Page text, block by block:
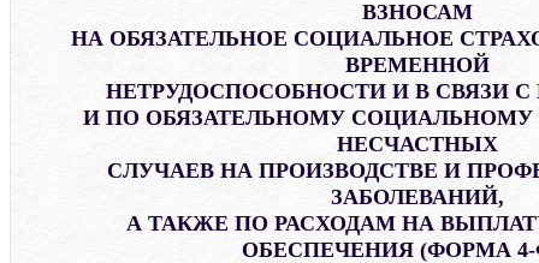
ВЗНОСАМ
НА ОБЯЗАТЕЛЬНОЕ СОЦИАЛЬНОЕ
ВРЕМЕННОЙ
НЕТРУДОСПОСОБНОСТИ И В СВЯЗИ
И ПО ОБЯЗАТЕЛЬНОМУ
НЕСЧАСТНЫХ
СЛУЧАЕВ НА ПРОИЗВОДСТВЕ И
ЗАБОЛЕВАНИЙ,
А ТАКЖЕ ПО РАСХОДАМ НА
ОБЕСПЕЧЕНИЯ (ФОРМА